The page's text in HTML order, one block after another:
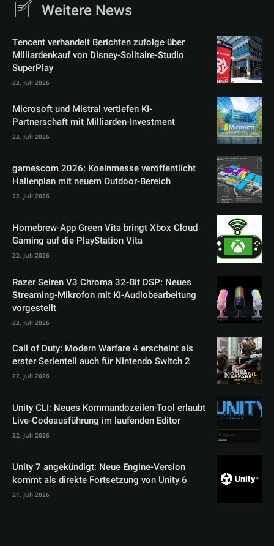
Weitere News
Tencent verhandelt Berichten zufolge über
Milliardenkauf von Disney-Solitaire-Studio
SuperPlay
22. Juli 2026
Microsoft und Mistral vertiefen KI-
Partnerschaft mit Milliarden-Investment
22. Juli 2026
gamescom 2026: Koelnmesse veröffentlicht
Hallenplan mit neuem Outdoor-Bereich
22. Juli 2026
Homebrew-App Green Vita bringt Xbox Cloud
Gaming auf die PlayStation Vita
22. Juli 2026
Razer Seiren V3 Chroma 32-Bit DSP: Neues
Streaming-Mikrofon mit KI-Audiobearbeitung
vorgestellt
22. Juli 2026
Call of Duty: Modern Warfare 4 erscheint als
erster Serienteil auch für Nintendo Switch 2
22. Juli 2026
Unity CLI: Neues Kommandozeilen-Tool erlaubt
Live-Codeausführung im laufenden Editor
22. Juli 2026
Unity 7 angekündigt: Neue Engine-Version
kommt als direkte Fortsetzung von Unity 6
21. Juli 2026